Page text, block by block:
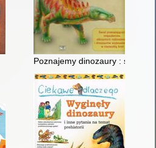
Poznajemy dinozaury : świat